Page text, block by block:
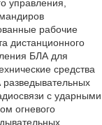
управления,
рабочие
дистанционного
БЛА для
средства
разведывательных
с ударными
огневого